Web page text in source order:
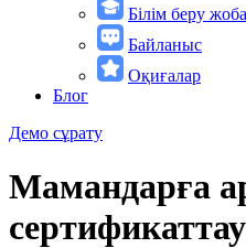
Білім беру
Байланыс
Оқиғалар
Блог
Демо сұрату
Мамандарға
сертификаттау